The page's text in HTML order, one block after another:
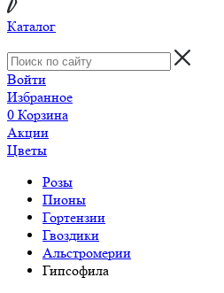
Каталог
Войти
Избранное
0 Корзина
Акции
Цветы
Розы
Пионы
Гортензии
Гвоздики
Альстромерии
Гипсофила